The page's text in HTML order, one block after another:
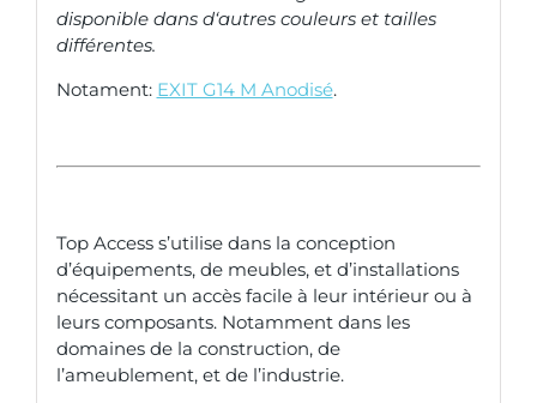
disponible dans d‘autres couleurs et tailles
différentes.
Notament: EXIT G14 M Anodisé.
Top Access s’utilise dans la conception
d’équipements, de meubles, et d’installations
nécessitant un accès facile à leur intérieur ou à
leurs composants. Notamment dans les
domaines de la construction, de
l’ameublement, et de l’industrie.